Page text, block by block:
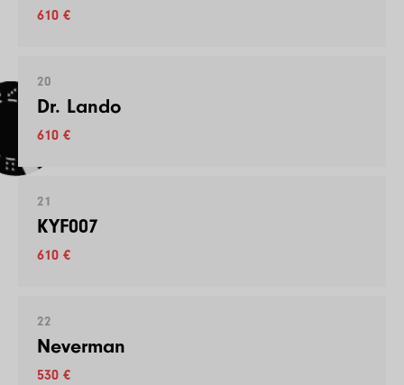
610 €
20
Dr. Lando
610 €
21
KYF007
610 €
22
Neverman
530 €